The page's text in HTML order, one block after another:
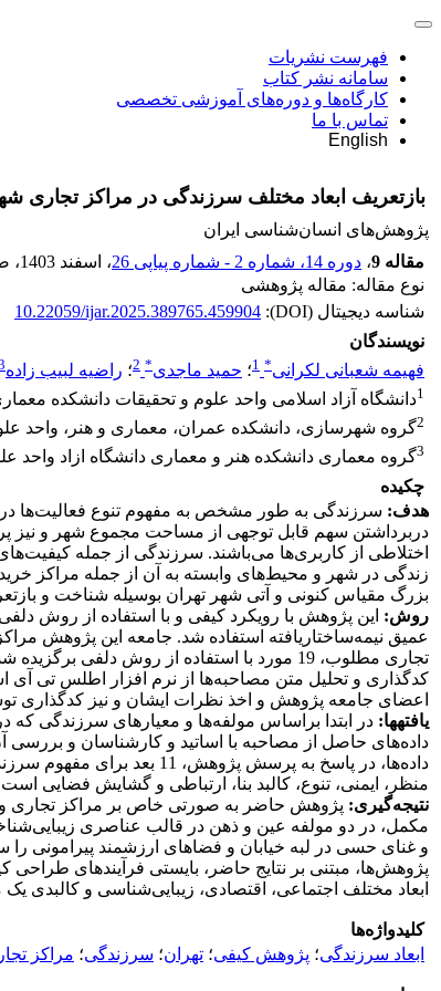
فهرست نشریات
سامانه نشر کتاب
کارگاه‌ها و دوره‌های آموزشی تخصصی
تماس با ما
English
بازتعریف ابعاد مختلف سرزندگی در مراکز تجاری
پژوهش‌های انسان‌شناسی ایران
مقاله 9
، دوره 14، شماره 2 - شماره پیاپی 26 ، اسفند 1403 ،
نوع مقاله: مقاله پژوهشی
شناسه دیجیتال (DOI):
10.22059/ijar.2025.389765.459904
نویسندگان
فهیمه شعبانی لکرانی*
1؛ حمید ماجدی*
2؛ راضیه لبیب زاده
1دانشگاه آزاد اسلامی واحد علوم و تحقیقات دانشکده
2گروه شهرسازی، دانشکده عمران، معماری و هنر، واحد
3گروه معماری دانشکده هنر و معماری دانشگاه ازاد واحد
چکیده
هدف: سرزندگی به طور مشخص به مفهوم تنوع فعالیت‌ها
دربرداشتن سهم قابل توجهی از مساحت مجموع شهر و نیز
اختلاطی از کاربری‌ها می‌باشند. سرزندگی از جمله
زندگی در شهر و محیط‌های وابسته به آن از جمله مراکز
بزرگ مقیاس کنونی و آتی شهر تهران بوسیله شناخت و
روش: این پژوهش با رویکرد کیفی و با استفاده از روش
عمیق نیمه‌ساختاریافته استفاده شد. جامعه این پژوهش
اعضای جامعه پژوهش و اخذ نظرات ایشان و نیز کدگذاری
یافته­ها:
داده‌ها، در پاسخ به
منظر، ایمنی، تنوع، کالبد بنا، ارتباطی و گشایش فضایی
نتیجه‌گیری: پژوهش حاضر به صورتی خاص بر مراکز تجاری و
مکمل، در دو مولفه عین و ذهن در قالب عناصری
و غنای حسی در لبه خیابان و فضاهای ارزشمند پیرامونی را
پژوهش‌ها، مبتنی بر نتایج حاضر، بایستی فرآیندهای
ابعاد مختلف اجتماعی، اقتصادی، زیبایی‌شناسی و کالبدی
کلیدواژه‌ها
ابعاد سرزندگی؛ پژوهش کیفی؛ تهران؛ سرزندگی؛ مراکز